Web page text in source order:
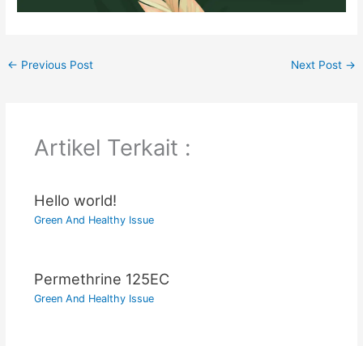
← Previous Post Next Post →
Artikel Terkait :
Hello world!
Green And Healthy Issue
Permethrine 125EC
Green And Healthy Issue